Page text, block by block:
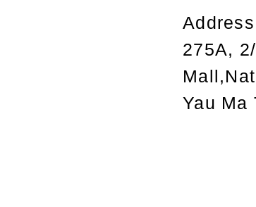
275A,
Yau Ma